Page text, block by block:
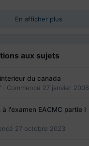
En afficher plus
aux sujets
du canada
· Commencé 27 janvier 2008
à l'examen EACMC partie I
27 octobre 2023